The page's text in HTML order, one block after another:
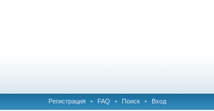
Регистрация • FAQ • Поиск • Вход